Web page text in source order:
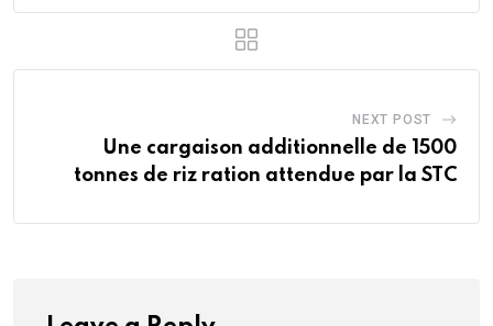
NEXT POST
Une cargaison additionnelle de 1500
tonnes de riz ration attendue par la STC